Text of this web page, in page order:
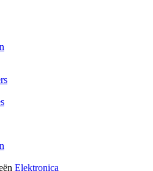
Elektronica